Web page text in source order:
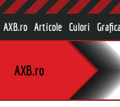
AXB.ro Articole Culori Grafica
AXB.ro